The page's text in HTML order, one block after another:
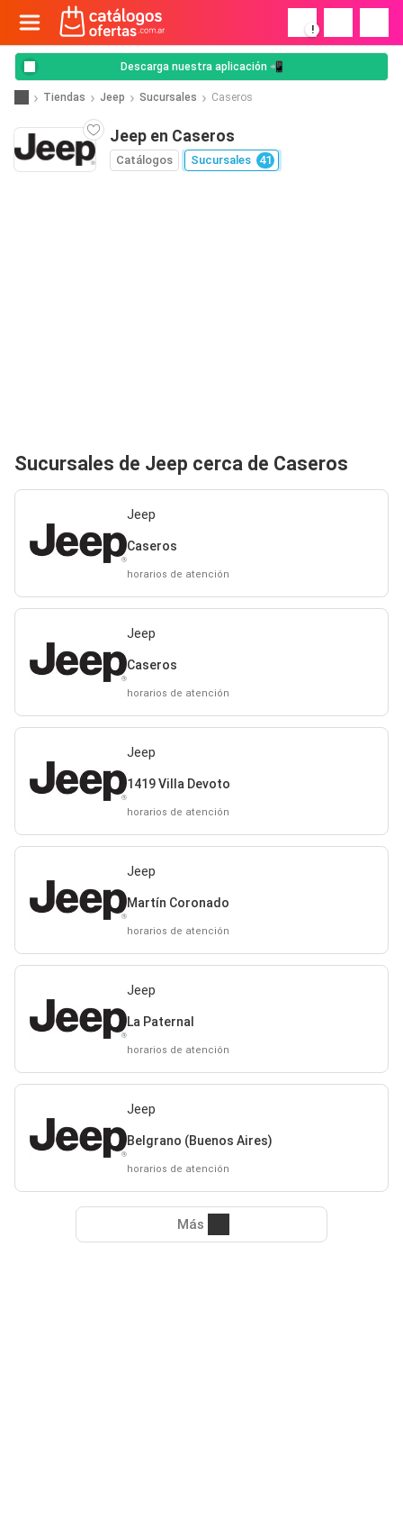
!
Descarga nuestra aplicación 📲
Tiendas Jeep Sucursales Caseros
Jeep en Caseros
Catálogos Sucursales 41
Sucursales de Jeep cerca de Caseros
Jeep
Caseros
horarios de atención
Jeep
Caseros
horarios de atención
Jeep
1419 Villa Devoto
horarios de atención
Jeep
Martín Coronado
horarios de atención
Jeep
La Paternal
horarios de atención
Jeep
Belgrano (Buenos Aires)
horarios de atención
Más